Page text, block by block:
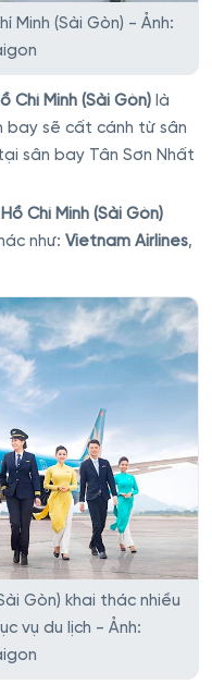
Minh (Sài Gòn) - Ảnh:
Chí Minh (Sài Gòn) là
bay sẽ cất cánh từ sân
sân bay Tân Sơn Nhất
Chí Minh (Sài Gòn)
như: Vietnam Airlines,
Gòn) khai thác nhiều
vụ du lịch - Ảnh: